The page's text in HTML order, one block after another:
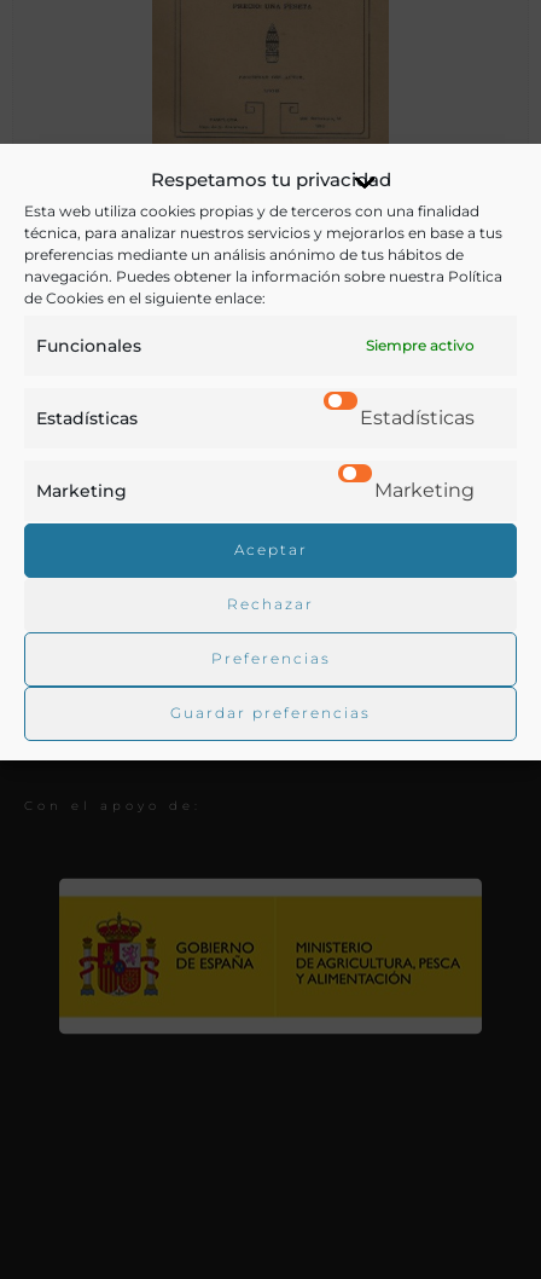
Respetamos tu privacidad
Esta web utiliza cookies propias y de terceros con una finalidad
técnica, para analizar nuestros servicios y mejorarlos en base a tus
preferencias mediante un análisis anónimo de tus hábitos de
navegación. Puedes obtener la información sobre nuestra Política
de Cookies en el siguiente enlace:
Funcionales Siempre activo
Estadísticas Estadísticas
Marketing Marketing
Aceptar
Rechazar
Preferencias
Guardar preferencias
Problemas de aforo de las distintas formas de vasijas
mezcla que suelen presentar en vinificación. Resolución de
los problemas para ejercicios prácticos por los cosecheros
y viticultores
García de los Salmones, Nicolás
Pamplona - 1916
Real Academia de Gastronomía
Trabajamos para difundir y proteger la cultura
La RAG
Con el apoyo de: